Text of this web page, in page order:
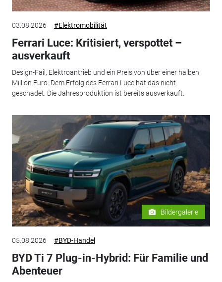
03.08.2026 #Elektromobilität
Ferrari Luce: Kritisiert, verspottet –
ausverkauft
Design-Fail, Elektroantrieb und ein Preis von über einer halben
Million Euro: Dem Erfolg des Ferrari Luce hat das nicht
geschadet. Die Jahresproduktion ist bereits ausverkauft.
Bildergalerie
05.08.2026 #BYD-Handel
BYD Ti 7 Plug-in-Hybrid: Für Familie und
Abenteuer